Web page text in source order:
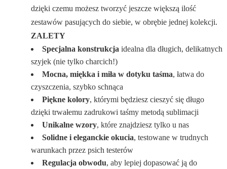
dzięki czemu możesz tworzyć jeszcze większą ilość
zestawów pasujących do siebie, w obrębie jednej kolekcji.
ZALETY
Specjalna konstrukcja idealna dla długich, delikatnych
szyjek (nie tylko charcich!)
Mocna, miękka i miła w dotyku taśma, łatwa do
czyszczenia, szybko schnąca
Piękne kolory, którymi będziesz cieszyć się długo
dzięki trwałemu zadrukowi taśmy metodą sublimacji
Unikalne wzory, które znajdziesz tylko u nas
Solidne i eleganckie okucia, testowane w trudnych
warunkach przez psich testerów
Regulacja obwodu, aby lepiej dopasować ją do